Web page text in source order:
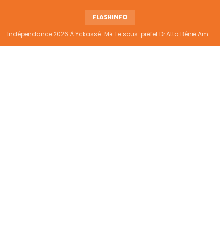
FLASHINFO
Indépendance 2026 À Yakassé-Mé: Le sous-préfet Dr Atta Bénié Amédé appelle à l’unité, à la sécurité et au développement